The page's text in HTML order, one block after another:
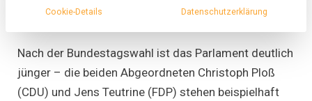
3. Dezember 2021 redaktion Commenton
–
Christoph
Nach der Bundestagswahl ist das Parlament deutlich
jünger – die beiden Abgeordneten Christoph Ploß
(CDU) und Jens Teutrine (FDP) stehen beispielhaft
Cookie-Details Datenschutzerklärung